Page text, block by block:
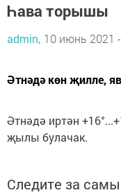
Һава торышы
admin, 10 июнь 2021
Әтнәдә көн җилле,
Әтнәдә иртән
җылы булачак.
Следите за